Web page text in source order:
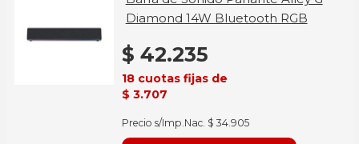
Diamond 14W Bluetooth RGB
$ 42.235
18 cuotas fijas de
$ 3.707
Precio s/Imp.Nac. $ 34.905